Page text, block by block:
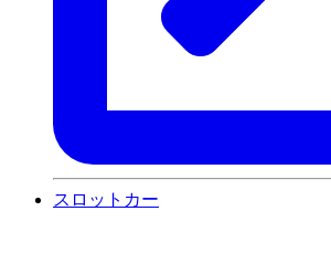
スロットカー